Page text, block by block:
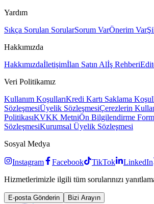
Yardım
Sıkça Sorulan SorularSorum VarÖnerim Var
Hakkımızda
Hakkımızdaİletişimİlan Satın Alİş Rehberi
Veri Politikamız
Kullanım KoşullarıKredi Kartı Saklama
SözleşmesiÜyelik SözleşmesiÇerezlerin
PolitikasıKVKK MetniÖn Bilgilendirme
SözleşmesiKurumsal Üyelik Sözleşmesi
Sosyal Medya
Instagram Facebook TikTok LinkedIn
Hizmetlerimizle ilgili tüm sorularınızı
E-posta Gönderin Bizi Arayın